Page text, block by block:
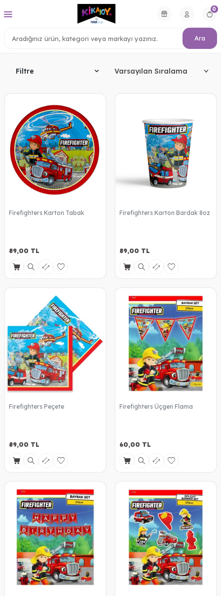
Ara
0
Filtre
Firefighters Karton Tabak
89,00 TL
Firefighters Karton Bardak 8oz
89,00 TL
Firefighters Peçete
89,00 TL
Firefighters Üçgen Flama
60,00 TL